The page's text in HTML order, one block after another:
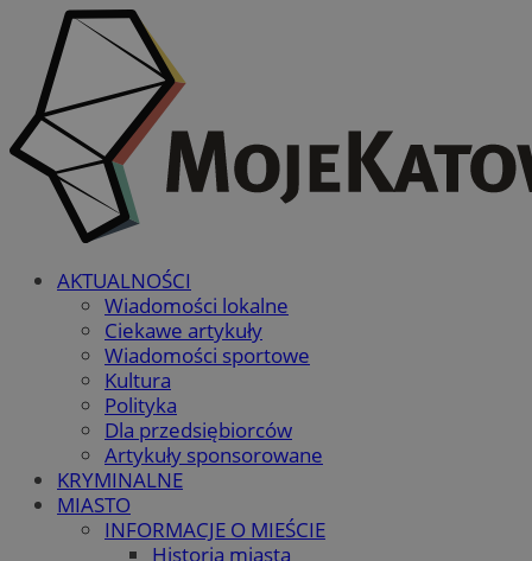
AKTUALNOŚCI
Wiadomości lokalne
Ciekawe artykuły
Wiadomości sportowe
Kultura
Polityka
Dla przedsiębiorców
Artykuły sponsorowane
KRYMINALNE
MIASTO
INFORMACJE O MIEŚCIE
Historia miasta